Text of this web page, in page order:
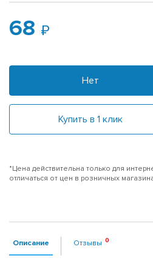
68
Нет
Купить в 1 клик
*Цена действительна только для
отличаться от цен в розничных
Описание Отзывы